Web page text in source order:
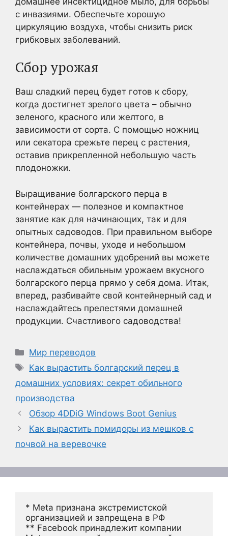
с инвазиями. Обеспечьте хорошую
циркуляцию воздуха, чтобы снизить риск
грибковых заболеваний.
Сбор урожая
Ваш сладкий перец будет готов к сбору,
когда достигнет зрелого цвета – обычно
зеленого, красного или желтого, в
зависимости от сорта. С помощью ножниц
или секатора срежьте перец с растения,
оставив прикрепленной небольшую часть
плодоножки.
Выращивание болгарского перца в
контейнерах — полезное и компактное
занятие как для начинающих, так и для
опытных садоводов. При правильном выборе
контейнера, почвы, уходе и небольшом
количестве домашних удобрений вы можете
наслаждаться обильным урожаем вкусного
болгарского перца прямо у себя дома. Итак,
вперед, разбивайте свой контейнерный сад и
наслаждайтесь прелестями домашней
продукции. Счастливого садоводства!
Рубрики
Мир переводов
Метки
Как вырастить болгарский перец в
домашних условиях: секрет обильного
производства
Обзор 4DDiG Windows Boot Genius
Как вырастить помидоры из мешков с
почвой на веревочке
* Meta признана экстремистской
организацией и запрещена в РФ
** Facebook принадлежит компании